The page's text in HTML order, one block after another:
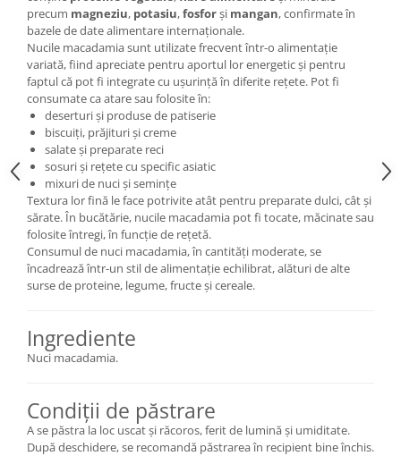
precum magneziu, potasiu,fosforși mangan, confirmate în
bazele de date alimentare internaționale.
Nucile macadamia sunt utilizate frecvent într-o alimentație
variată, fiind apreciate pentru aportul lor energetic și pentru
faptul că pot fi integrate cu ușurință în diferite rețete. Pot fi
consumate ca atare sau folosite în:
deserturi și produse de patiserie
biscuiți, prăjituri și creme
salate și preparate reci
sosuri și rețete cu specific asiatic
mixuri de nuci și semințe
Textura lor fină le face potrivite atât pentru preparate dulci, cât și
sărate. În bucătărie, nucile macadamia pot fi tocate, măcinate sau
folosite întregi, în funcție de rețetă.
Consumul de nuci macadamia, în cantități moderate, se
încadrează într-un stil de alimentație echilibrat, alături de alte
surse de proteine, legume, fructe și cereale.
Ingrediente
Nuci macadamia.
Condiții de păstrare
A se păstra la loc uscat și răcoros, ferit de lumină și umiditate.
După deschidere, se recomandă păstrarea în recipient bine închis.